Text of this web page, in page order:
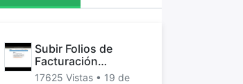
Subir Folios de
Facturación
Electrónica a Odoo
17625 Vistas • 19 de